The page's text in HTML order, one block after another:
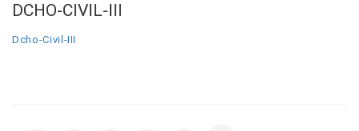
DCHO-CIVIL-III
Dcho-Civil-III